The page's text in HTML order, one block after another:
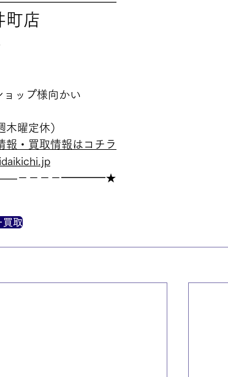
町店
ップ様向かい
曜定休）
報・買取情報はコチラ
－－－━━━━★
買取